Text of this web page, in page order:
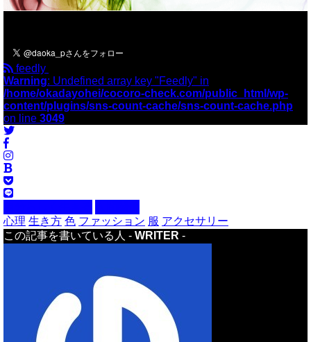
feedly
Warning: Undefined array key "Feedly" in
/home/okadayohei/cocoro-check.com/public_html/wp-
content/plugins/sns-count-cache/sns-count-cache.php
on line 3049
心理 生き方 色 ファッション 服 アクセサリー
この記事を書いている人 - WRITER -